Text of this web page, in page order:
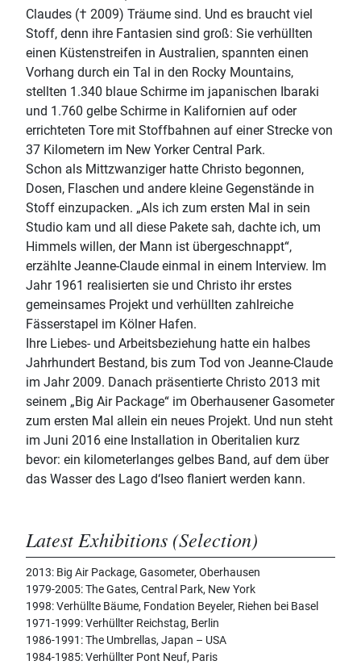
Claudes († 2009) Träume sind. Und es braucht viel
Stoff, denn ihre Fantasien sind groß: Sie verhüllten
einen Küstenstreifen in Australien, spannten einen
Vorhang durch ein Tal in den Rocky Mountains,
stellten 1.340 blaue Schirme im japanischen Ibaraki
und 1.760 gelbe Schirme in Kalifornien auf oder
errichteten Tore mit Stoffbahnen auf einer Strecke von
37 Kilometern im New Yorker Central Park.
Schon als Mittzwanziger hatte Christo begonnen,
Dosen, Flaschen und andere kleine Gegenstände in
Stoff einzupacken. „Als ich zum ersten Mal in sein
Studio kam und all diese Pakete sah, dachte ich, um
Himmels willen, der Mann ist übergeschnappt“,
erzählte Jeanne-Claude einmal in einem Interview. Im
Jahr 1961 realisierten sie und Christo ihr erstes
gemeinsames Projekt und verhüllten zahlreiche
Fässerstapel im Kölner Hafen.
Ihre Liebes- und Arbeitsbeziehung hatte ein halbes
Jahrhundert Bestand, bis zum Tod von Jeanne-Claude
im Jahr 2009. Danach präsentierte Christo 2013 mit
seinem „Big Air Package“ im Oberhausener Gasometer
zum ersten Mal allein ein neues Projekt. Und nun steht
im Juni 2016 eine Installation in Oberitalien kurz
bevor: ein kilometerlanges gelbes Band, auf dem über
das Wasser des Lago d‘Iseo flaniert werden kann.
Latest Exhibitions (Selection)
2013: Big Air Package, Gasometer, Oberhausen
1979-2005: The Gates, Central Park, New York
1998: Verhüllte Bäume, Fondation Beyeler, Riehen bei Basel
1971-1999: Verhüllter Reichstag, Berlin
1986-1991: The Umbrellas, Japan – USA
1984-1985: Verhüllter Pont Neuf, Paris